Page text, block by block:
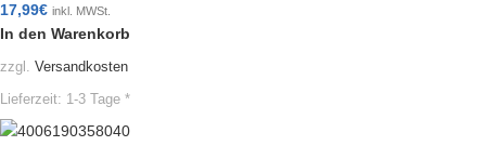
17,99€ inkl. MWSt.
In den Warenkorb
zzgl. Versandkosten
Lieferzeit: 1-3 Tage *